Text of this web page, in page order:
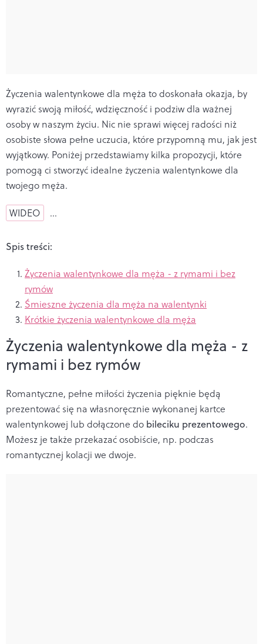
Życzenia walentynkowe dla męża to doskonała okazja, by
wyrazić swoją miłość, wdzięczność i podziw dla ważnej
osoby w naszym życiu. Nic nie sprawi więcej radości niż
osobiste słowa pełne uczucia, które przypomną mu, jak jest
wyjątkowy. Poniżej przedstawiamy kilka propozycji, które
pomogą ci stworzyć idealne życzenia walentynkowe dla
twojego męża.
WIDEO …
Spis treści:
Życzenia walentynkowe dla męża - z rymami i bez
rymów
Śmieszne życzenia dla męża na walentynki
Krótkie życzenia walentynkowe dla męża
Życzenia walentynkowe dla męża - z
rymami i bez rymów
Romantyczne, pełne miłości życzenia pięknie będą
prezentować się na własnoręcznie wykonanej kartce
walentynkowej lub dołączone do bileciku prezentowego.
Możesz je także przekazać osobiście, np. podczas
romantycznej kolacji we dwoje.